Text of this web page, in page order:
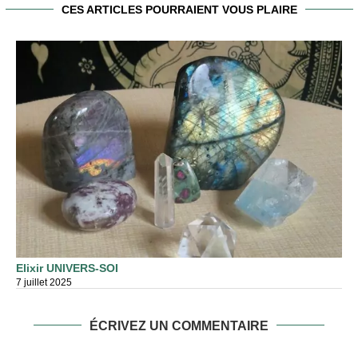
CES ARTICLES POURRAIENT VOUS PLAIRE
Elixir UNIVERS-SOI
7 juillet 2025
ÉCRIVEZ UN COMMENTAIRE